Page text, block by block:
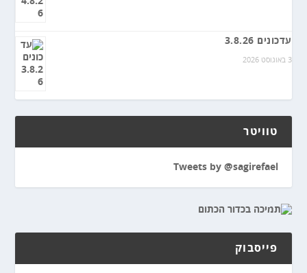
עדכונים 3.8.26
3 באוגוסט 2026
טוויטר
Tweets by @sagirefael
פייסבוק